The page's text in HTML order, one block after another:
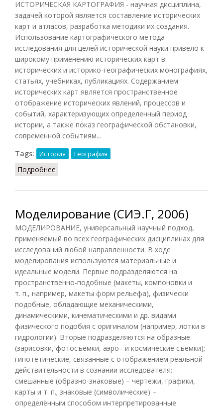
ИСТОРИЧЕСКАЯ КАРТОГРАФИЯ - научная дисциплина,
задачей которой является составление исторических
карт и атласов, разработка методики их создания.
Использование картографического метода
исследования для целей исторической науки привело к
широкому применению исторических карт в
исторических и историко-географических монографиях,
статьях, учебниках, публикациях. Содержанием
исторических карт является пространственное
отображение исторических явлений, процессов и
событий, характеризующих определенный период
истории, а также показ географической обстановки,
современной событиям...
Tags:
История География
Подробнее
Моделирование (СИЭ.Г, 2006)
МОДЕЛИРОВАНИЕ, универсальный научный подход,
применяемый во всех географических дисциплинах для
исследований любой направленности. В ходе
моделирования используются материальные и
идеальные модели. Первые подразделяются на
пространственно-подобные (макеты, компоновки и
т. п., например, макеты форм рельефа), физически
подобные, обладающие механическими,
динамическими, кинематическими и др. видами
физического подобия с оригиналом (например, лотки в
гидрологии). Вторые подразделяются на образные
(зарисовки, фотосъёмки, аэро– и космические съёмки);
гипотетические, связанные с отображением реальной
действительности в сознании исследователя;
смешанные (образно-знаковые) – чертежи, графики,
карты и т. п.; знаковые (символические) –
определённым способом интерпретированные